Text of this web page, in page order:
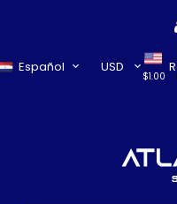
Español USD
$1.00